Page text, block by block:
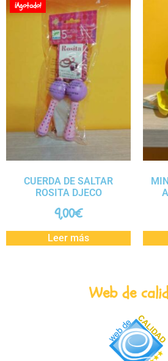
¡Agotado!
CUERDA DE SALTAR
ROSITA DJECO
9,00€
Leer más
Web de